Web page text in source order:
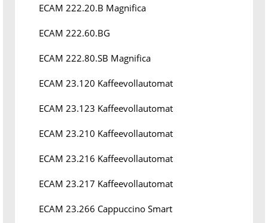
ECAM 222.20.B Magnifica
ECAM 222.60.BG
ECAM 222.80.SB Magnifica
ECAM 23.120 Kaffeevollautomat
ECAM 23.123 Kaffeevollautomat
ECAM 23.210 Kaffeevollautomat
ECAM 23.216 Kaffeevollautomat
ECAM 23.217 Kaffeevollautomat
ECAM 23.266 Cappuccino Smart